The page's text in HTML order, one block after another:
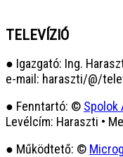
TELEVÍZIÓ
● Igazgató: Ing.
e-mail: haraszti/@/
● Fenntartó: © Spolok
Levélcím: Haraszti •
● Működtető: ©